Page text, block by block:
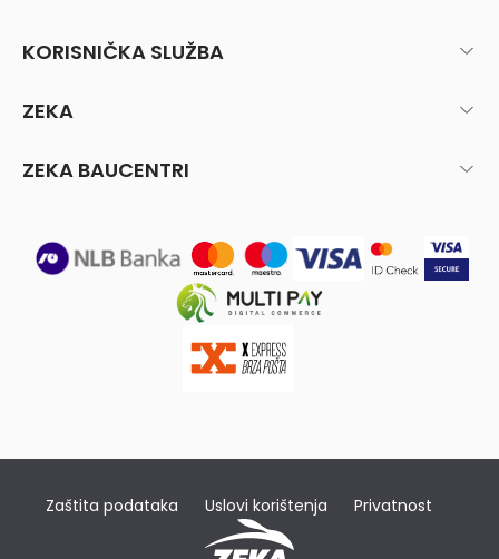
KORISNIČKA SLUŽBA
ZEKA
ZEKA BAUCENTRI
Zaštita podataka Uslovi korištenja Privatnost